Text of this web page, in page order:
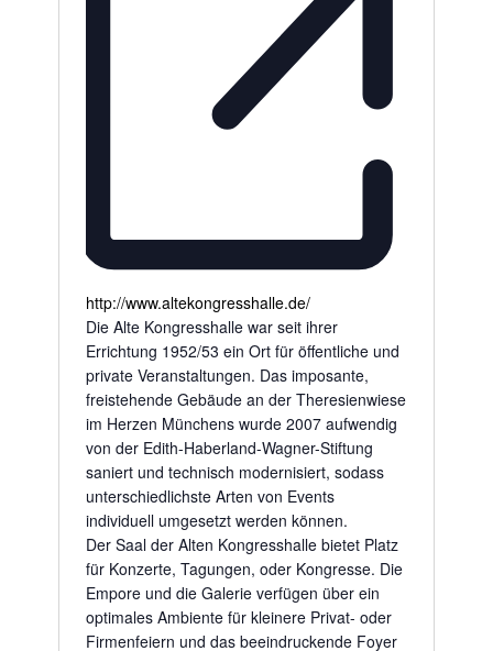
http://www.altekongresshalle.de/
Die Alte Kongresshalle war seit ihrer
Errichtung 1952/53 ein Ort für öffentliche und
private Veranstaltungen. Das impo­sante,
freistehende Gebäude an der Theresienwiese
im Herzen Münchens wurde 2007 aufwendig
von der Edith-Haberland-Wagner-Stiftung
saniert und technisch moderni­siert, sodass
unterschiedlichste Arten von Events
individuell umgesetzt werden können.
Der Saal der Alten Kongresshalle bietet Platz
für Konzerte, Tagungen, oder Kongresse. Die
Empore und die Galerie verfügen über ein
optimales Ambiente für kleinere Privat- oder
Firmenfeiern und das beeindruckende Foyer